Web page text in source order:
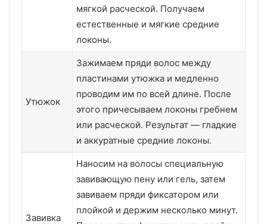
мягкой расческой. Получаем
естественные и мягкие средние
локоны.
Утюжок
Зажимаем пряди волос между
пластинами утюжка и медленно
проводим им по всей длине. После
этого причесываем локоны гребнем
или расческой. Результат — гладкие
и аккуратные средние локоны.
Завивка
Наносим на волосы специальную
завивающую пену или гель, затем
завиваем пряди фиксатором или
плойкой и держим несколько минут.